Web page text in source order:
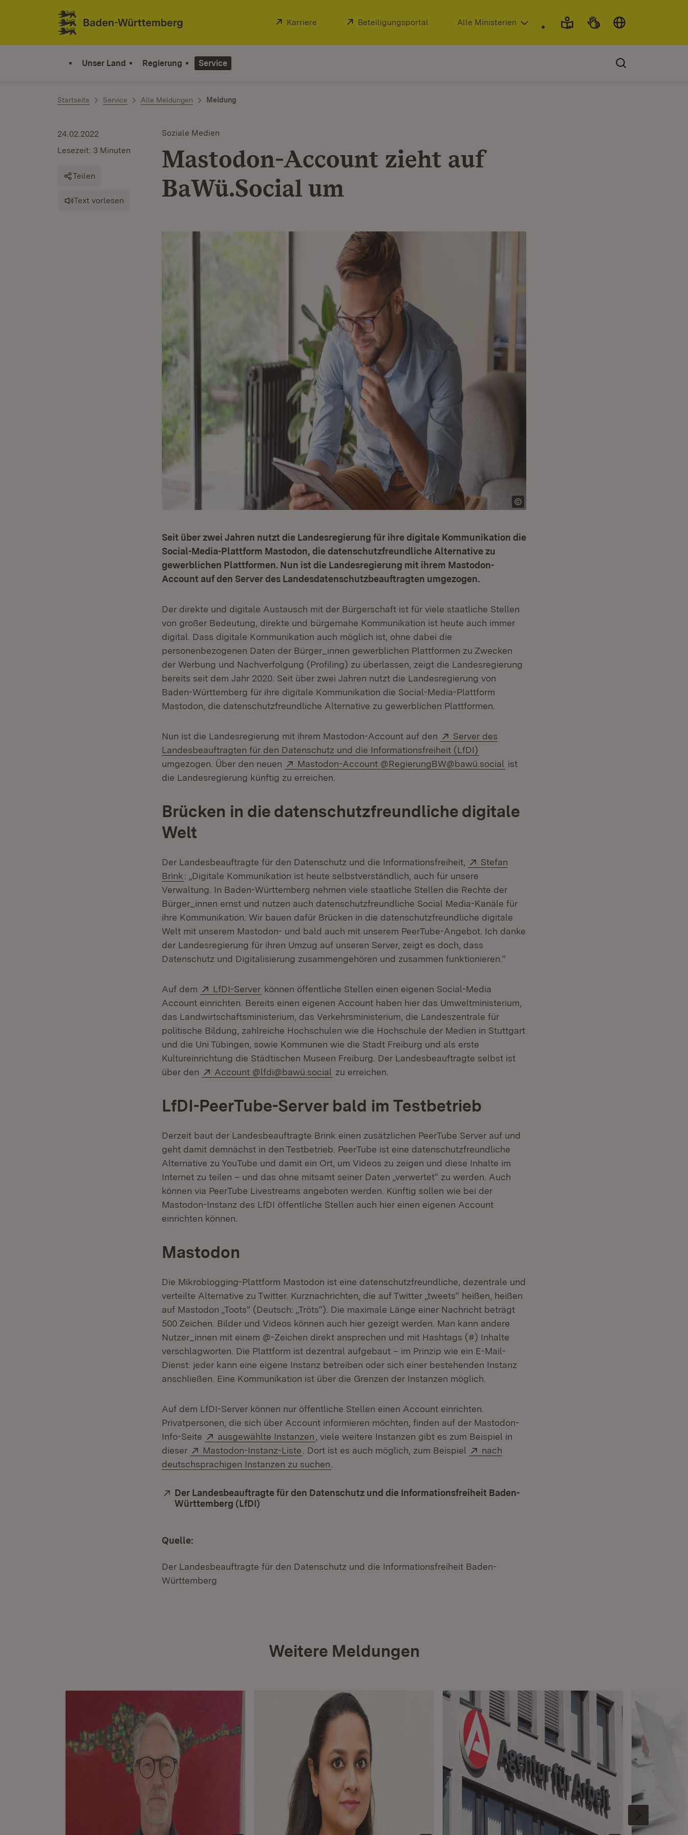
Zum Inhalt springen
Link zur Startseite
Extern:
Karriere (Öffnet in neuem Fenster)
Extern:
Beteiligungsportal (Öffnet in neuem Fenster)
Alle Ministerien
Unser Land Regierung Service
Startseite Service Alle Meldungen Meldung
Soziale Medien
Mastodon-Account zieht auf
BaWü.Social um
24.02.2022
Lesezeit: 3 Minuten
Teilen
Text vorlesen
Seit über zwei Jahren nutzt die Landesregierung für ihre digitale Kommunikation die
Social-Media-Plattform Mastodon, die datenschutzfreundliche Alternative zu
gewerblichen Plattformen. Nun ist die Landesregierung mit ihrem Mastodon-
Account auf den Server des Landesdatenschutzbeauftragten umgezogen.
Der direkte und digitale Austausch mit der Bürgerschaft ist für viele staatliche Stellen
von großer Bedeutung, direkte und bürgernahe Kommunikation ist heute auch immer
digital. Dass digitale Kommunikation auch möglich ist, ohne dabei die
personenbezogenen Daten der Bürger_innen gewerblichen Plattformen zu Zwecken
der Werbung und Nachverfolgung (Profiling) zu überlassen, zeigt die Landesregierung
bereits seit dem Jahr 2020. Seit über zwei Jahren nutzt die Landesregierung von
Baden-Württemberg für ihre digitale Kommunikation die Social-Media-Plattform
Mastodon, die datenschutzfreundliche Alternative zu gewerblichen Plattformen.
Nun ist die Landesregierung mit ihrem Mastodon-Account auf den Extern:
Server des
Landesbeauftragten für den Datenschutz und die Informationsfreiheit (LfDI)
umgezogen. Über den neuen
Extern:
Mastodon-Account @RegierungBW@bawü.social (Öffnet in neuem Fenster)
ist
die Landesregierung künftig zu erreichen.
Brücken in die datenschutzfreundliche digitale
Welt
Der Landesbeauftragte für den Datenschutz und die Informationsfreiheit, Extern:
Stefan
Brink(Öffnet in neuem Fenster)
: „Digitale Kommunikation ist heute selbstverständlich, auch für unsere
Verwaltung. In Baden-Württemberg nehmen viele staatliche Stellen die Rechte der
Bürger_innen ernst und nutzen auch datenschutzfreundliche Social Media-Kanäle für
ihre Kommunikation. Wir bauen dafür Brücken in die datenschutzfreundliche digitale
Welt mit unserem Mastodon- und bald auch mit unserem PeerTube-Angebot. Ich danke
der Landesregierung für ihren Umzug auf unseren Server, zeigt es doch, dass
Datenschutz und Digitalisierung zusammengehören und zusammen funktionieren.“
Auf dem Extern:
LfDI-Server (Öffnet in neuem Fenster)
können öffentliche Stellen einen eigenen Social-Media
Account einrichten. Bereits einen eigenen Account haben hier das Umweltministerium,
das Landwirtschaftsministerium, das Verkehrsministerium, die Landeszentrale für
politische Bildung, zahlreiche Hochschulen wie die Hochschule der Medien in Stuttgart
und die Uni Tübingen, sowie Kommunen wie die Stadt Freiburg und als erste
Kultureinrichtung die Städtischen Museen Freiburg. Der Landesbeauftragte selbst ist
über den
Extern:
Account @lfdi@bawü.social (Öffnet in neuem Fenster)
zu erreichen.
LfDI-PeerTube-Server bald im Testbetrieb
Derzeit baut der Landesbeauftragte Brink einen zusätzlichen PeerTube Server auf und
geht damit demnächst in den Testbetrieb. PeerTube ist eine datenschutzfreundliche
Alternative zu YouTube und damit ein Ort, um Videos zu zeigen und diese Inhalte im
Internet zu teilen – und das ohne mitsamt seiner Daten „verwertet“ zu werden. Auch
können via PeerTube Livestreams angeboten werden. Künftig sollen wie bei der
Mastodon-Instanz des LfDI öffentliche Stellen auch hier einen eigenen Account
einrichten können.
Mastodon
Die Mikroblogging-Plattform Mastodon ist eine datenschutzfreundliche, dezentrale und
verteilte Alternative zu Twitter. Kurznachrichten, die auf Twitter „tweets“ heißen, heißen
auf Mastodon „Toots“ (Deutsch: „Tröts“). Die maximale Länge einer Nachricht beträgt
500 Zeichen. Bilder und Videos können auch hier gezeigt werden. Man kann andere
Nutzer_innen mit einem @-Zeichen direkt ansprechen und mit Hashtags (#) Inhalte
verschlagworten. Die Plattform ist dezentral aufgebaut – im Prinzip wie ein E-Mail-
Dienst: jeder kann eine eigene Instanz betreiben oder sich einer bestehenden Instanz
anschließen. Eine Kommunikation ist über die Grenzen der Instanzen möglich.
Auf dem LfDI-Server können nur öffentliche Stellen einen Account einrichten.
Privatpersonen, die sich über Account informieren möchten, finden auf der Mastodon-
Info-Seite
Extern:
ausgewählte Instanzen (Öffnet in neuem Fenster)
, viele weitere Instanzen gibt es zum Beispiel in
dieser
Extern:
Mastodon-Instanz-Liste (Öffnet in neuem Fenster)
. Dort ist es auch möglich, zum Beispiel Extern:
nach
deutschsprachigen Instanzen zu suchen
Extern:
Der Landesbeauftragte für den Datenschutz und die Informationsfreiheit Baden-
Württemberg (LfDI)
Quelle:
Der Landesbeauftragte für den Datenschutz und die Informationsfreiheit Baden-
Württemberg
Weitere Meldungen